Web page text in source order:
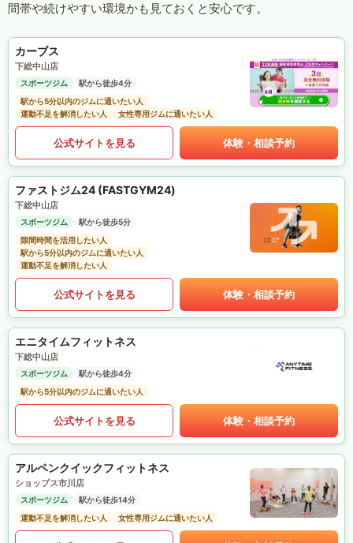
間帯や続けやすい環境かも見ておくと安心です。
カーブス
下総中山店
スポーツジム
駅から徒歩4分
駅から5分以内のジムに通いたい人
運動不足を解消したい人
女性専用ジムに通いたい人
公式サイトを見る 体験・相談予約
ファストジム24 (FASTGYM24)
下総中山店
スポーツジム
駅から徒歩5分
隙間時間を活用したい人
駅から5分以内のジムに通いたい人
運動不足を解消したい人
公式サイトを見る 体験・相談予約
エニタイムフィットネス
下総中山店
スポーツジム
駅から徒歩4分
駅から5分以内のジムに通いたい人
公式サイトを見る 体験・相談予約
アルペンクイックフィットネス
ショップス市川店
スポーツジム
駅から徒歩14分
運動不足を解消したい人
女性専用ジムに通いたい人